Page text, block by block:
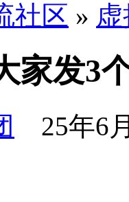
社区 »
家发3
25年6